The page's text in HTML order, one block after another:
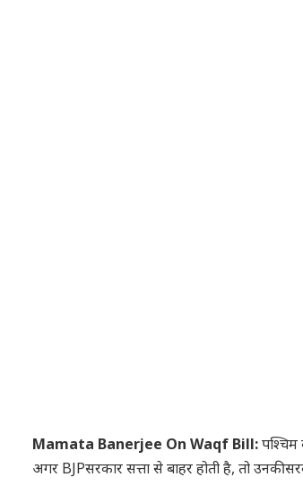
Mamata Banerjee On Waqf Bill:पश्चिम
अगर BJPसरकार सत्ता से बाहर होती है, तो उनकी